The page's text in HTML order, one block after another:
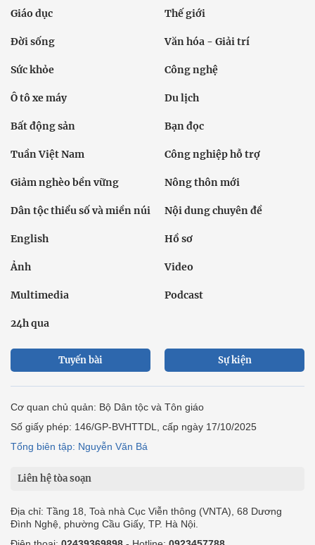
Giáo dục Thế giới
Đời sống Văn hóa - Giải trí
Sức khỏe Công nghệ
Ô tô xe máy Du lịch
Bất động sản Bạn đọc
Tuần Việt Nam Công nghiệp hỗ trợ
Giảm nghèo bền vững Nông thôn mới
Dân tộc thiểu số và miền núi Nội dung chuyên đề
English Hồ sơ
Ảnh Video
Multimedia Podcast
24h qua
Tuyến bài Sự kiện
Cơ quan chủ quản: Bộ Dân tộc và Tôn giáo
Số giấy phép: 146/GP-BVHTTDL, cấp ngày 17/10/2025
Tổng biên tập: Nguyễn Văn Bá
Liên hệ tòa soạn
Địa chỉ: Tầng 18, Toà nhà Cục Viễn thông (VNTA), 68 Dương
Đình Nghệ, phường Cầu Giấy, TP. Hà Nội.